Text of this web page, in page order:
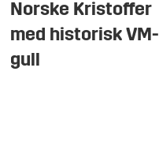
Norske Kristoffer
med historisk VM-
gull